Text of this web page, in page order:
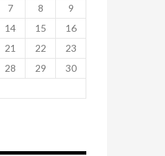
7 8
9
14 15
16
21 22
23
28 29
30